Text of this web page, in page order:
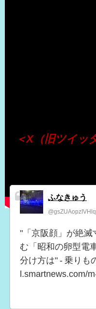
＜X（旧ツイッ
ふなきゅう
"「京阪顔」が絶滅
む「昭和の卵型電
分け方は" - 乗りも
l.smartnews.com/